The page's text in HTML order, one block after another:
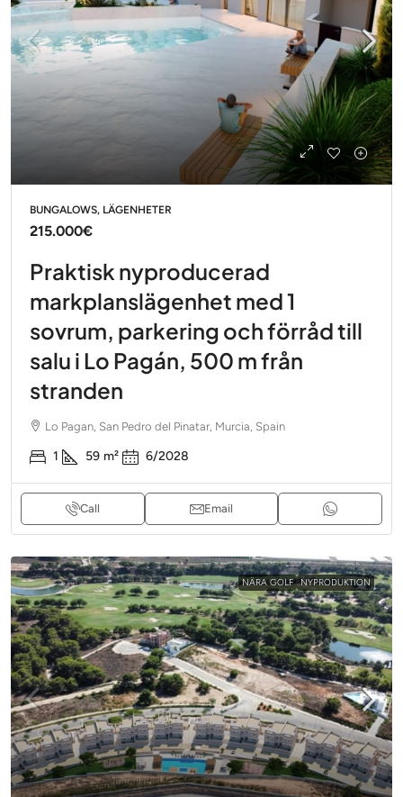
BUNGALOWS, LÄGENHETER
215.000€
Praktisk nyproducerad
markplanslägenhet med 1
sovrum, parkering och förråd till
salu i Lo Pagán, 500 m från
stranden
Lo Pagan, San Pedro del Pinatar, Murcia, Spain
1 59 m² 6/2028
Call Email
NÄRA GOLF NYPRODUKTION